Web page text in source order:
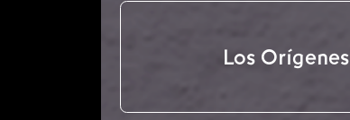
Los Orígenes